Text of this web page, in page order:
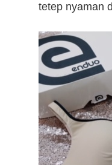
tetep nyaman